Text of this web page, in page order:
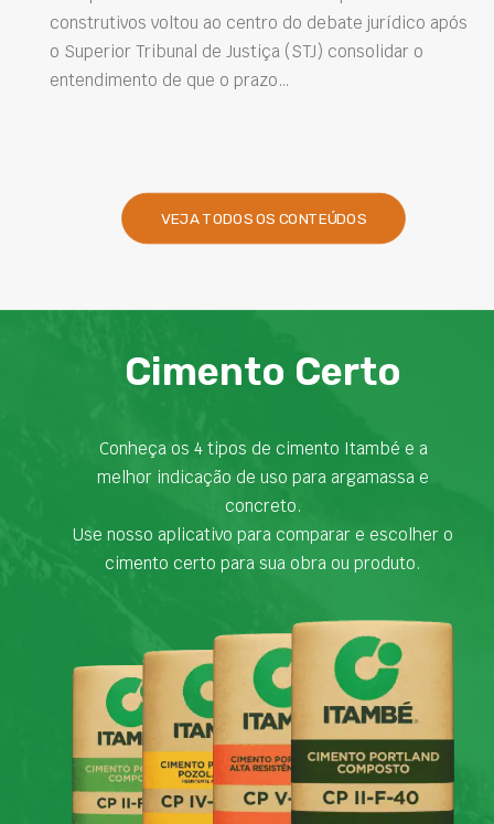
Projetar estruturas mais duráveis, reduzir
intervenções de manutenção e melhorar o
desempenho das obras são desafios cada vez mais
VEJA TODOS OS CONTEÚDOS
Cimento Certo
Conheça os 4 tipos de cimento Itambé e a
melhor indicação de uso para argamassa e
concreto.
Use nosso aplicativo para comparar e escolher o
cimento certo para sua obra ou produto.